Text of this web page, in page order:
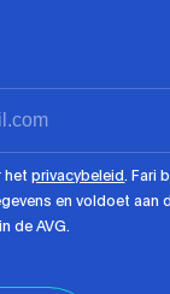
hetprivacybeleid . Fari
en voldoet aan
de AVG.